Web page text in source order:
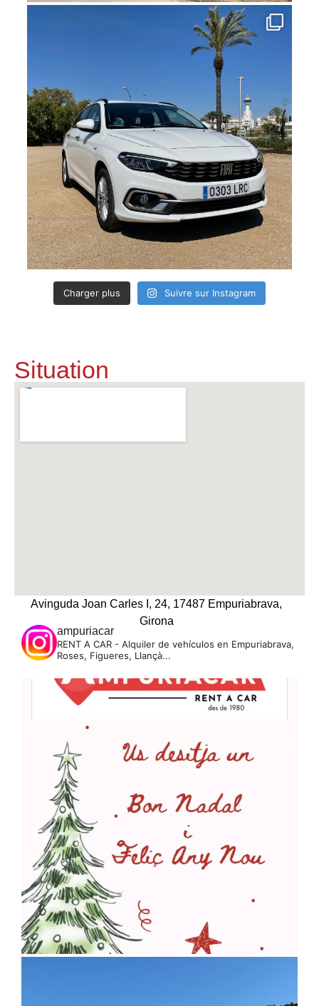
Charger plus Suivre sur Instagram
Situation
Avinguda Joan Carles I, 24, 17487 Empuriabrava,
Girona
ampuriacar
RENT A CAR - Alquiler de vehículos en Empuriabrava,
Roses, Figueres, Llançà...